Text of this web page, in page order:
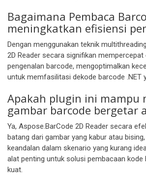
Bagaimana Pembaca
meningkatkan efisiensi
Dengan menggunakan teknik
2D Reader secara signifikan mempercepat
pengenalan barcode, mengoptimalkan
untuk memfasilitasi dekode barcode .NET
Apakah plugin ini mampu
gambar barcode bergetar
Ya, Aspose.BarCode 2D Reader secara
batang dari gambar yang kabur atau
keandalan dalam skenario yang kurang
alat penting untuk solusi pembacaan kode
kuat.